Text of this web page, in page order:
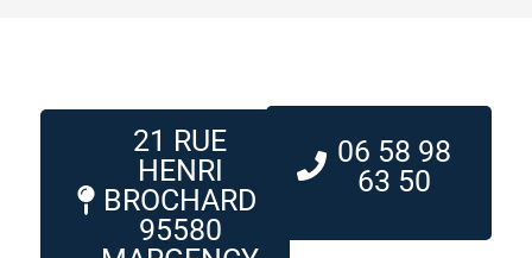
21 RUE
HENRI
BROCHARD
95580
06 58 98
63 50